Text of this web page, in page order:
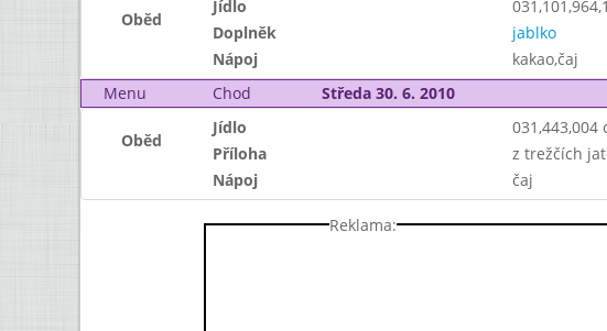
Oběd
Jídlo
Doplněk
jablko
Nápoj
kakao,čaj
Menu
Chod Středa 30. 6. 2010
Oběd
Jídlo
031,443,004
Příloha
z trežčích
Nápoj
čaj
Reklama: